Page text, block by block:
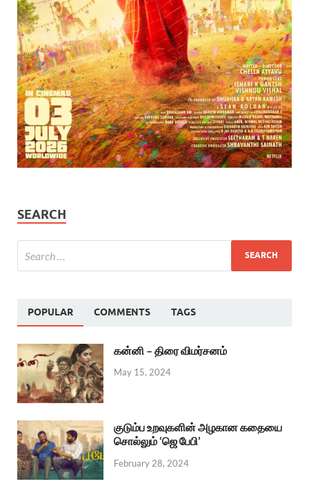
SEARCH
POPULAR COMMENTS TAGS
கன்னி – திரை விமர்சனம்
May 15, 2024
குடும்ப உறவுகளின் அழகான கதையை
சொல்லும் ‘ஜெ பேபி’
February 28, 2024